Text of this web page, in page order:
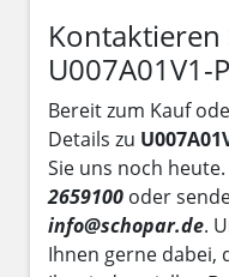
Kontaktieren
U007A01V1-
Bereit zum Kauf
Details zu
Sie uns noch
2659100 oder
info@schopar.de.
Ihnen gerne dabei,